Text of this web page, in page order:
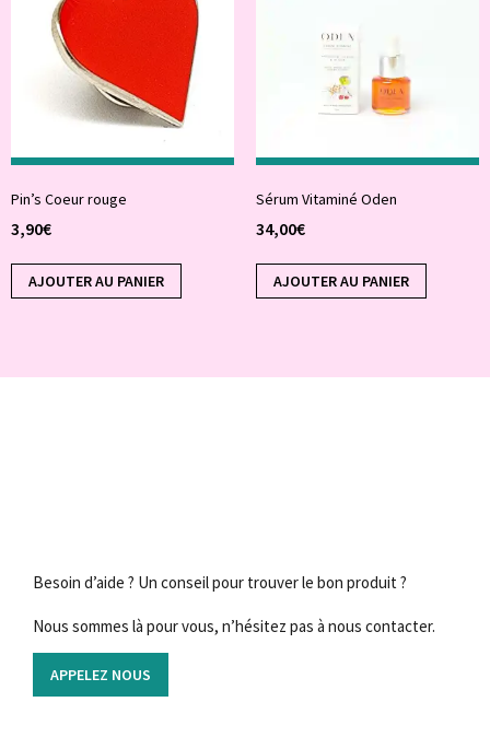
Pin’s Coeur rouge
3,90€
AJOUTER AU PANIER
Sérum Vitaminé Oden
34,00€
AJOUTER AU PANIER
Besoin d’aide ? Un conseil pour trouver le bon produit ?
Nous sommes là pour vous, n’hésitez pas à nous contacter.
APPELEZ NOUS